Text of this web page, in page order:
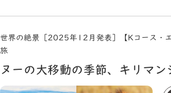
世界の絶景［2025年12月発表］【Kコース・
旅
ヌーの大移動の季節、キリマン